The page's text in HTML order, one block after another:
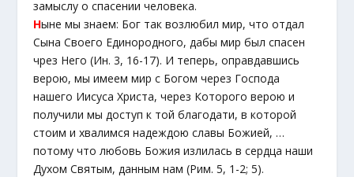
замыслу о спасении человека.
Ныне мы знаем: Бог так возлюбил мир, что отдал
Сына Своего Единородного, дабы мир был спасен
чрез Него (Ин. 3, 16-17). И теперь, оправдавшись
верою, мы имеем мир с Богом через Господа
нашего Иисуса Христа, через Которого верою и
получили мы доступ к той благодати, в которой
стоим и хвалимся надеждою славы Божией, …
потому что любовь Божия излилась в сердца наши
Духом Святым, данным нам (Рим. 5, 1-2; 5).